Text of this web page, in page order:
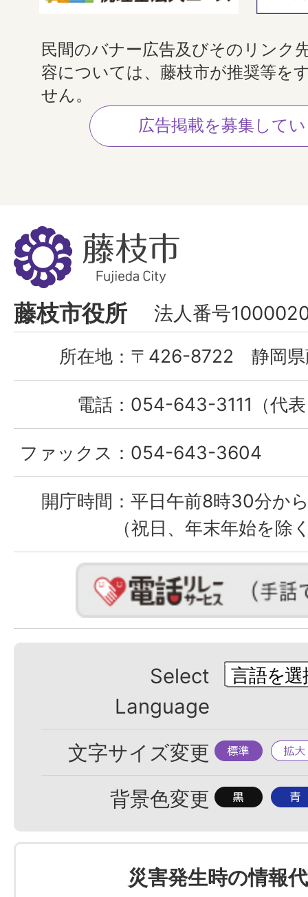
民間のバナー広告及びそのリンク
容については、藤枝市が推奨等を
せん。
広告掲載を募集して
藤
枝
市
Fujieda
City
藤枝市役所 法人番号
所在地： 〒426-8722 静岡県
電話： 054-643-3111（代
ファックス： 054-643-3604
開庁時間： 平日午前8時30分か
（祝日、年末年始を除
Select
Language
文字サイズ変更 標
準
拡
大
背景色変更 背
色
を
背
色
を
災害発生時の情報